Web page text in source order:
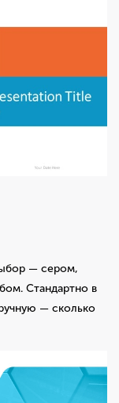
— сером,
Стандартно в
— сколько